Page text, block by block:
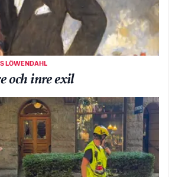
LÖWENDAHL
och inre exil